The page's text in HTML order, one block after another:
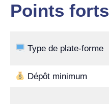
Points forts
Type de plate-forme
Dépôt minimum